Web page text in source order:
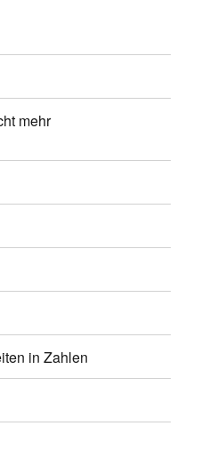
mehr
in Zahlen